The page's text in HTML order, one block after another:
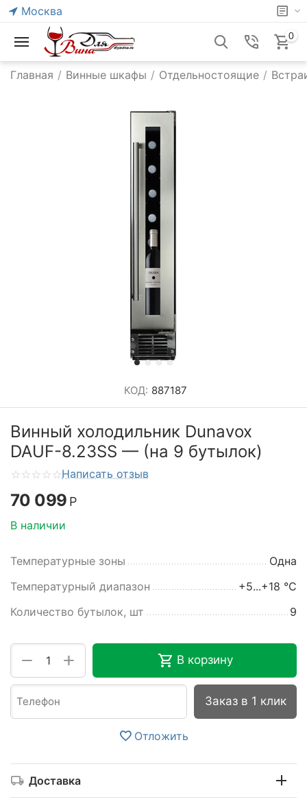
Москва
0
Главная / Винные шкафы / Отдельностоящие /
КОД: 887187
Винный холодильник Dunavox
DAUF-8.23SS — (на 9 бутылок)
Написать отзыв
70 099 Р
В наличии
Температурные зоны
Одна
Температурный диапазон
+5...+18 °C
Количество бутылок, шт
9
+
− В корзину
Заказ в 1 клик
Отложить
Доставка